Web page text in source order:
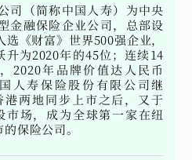
司（简称中国人寿）为中央
金融保险企业公司，总部设
《财富》世界500强企业，
升为2020年的45位；连续14
2020年品牌价值达人民币
人寿保险股份有限公司继
两地同步上市之后，又于
市场，成为全球第一家在纽
保险公司。